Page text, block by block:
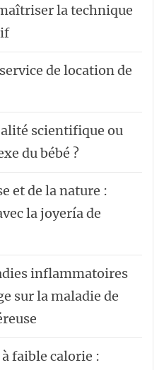
la technique
de location de
scientifique ou
du bébé ?
et de la nature :
la joyería de
inflammatoires
sur la maladie de
faible calorie :